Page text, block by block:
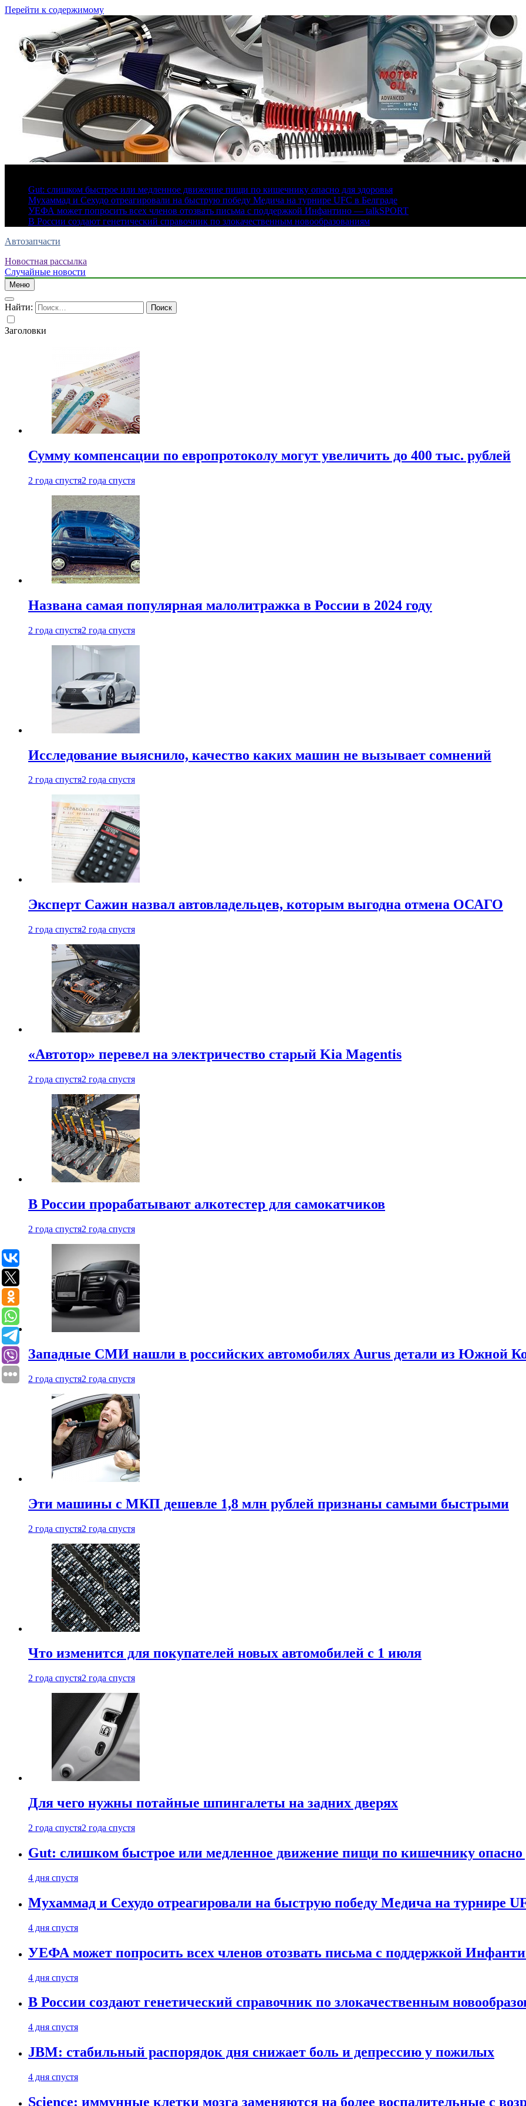
Перейти к содержимому
Gut: слишком быстрое или медленное движение пищи по кишечнику опасно для здоровья
Мухаммад и Сехудо отреагировали на быструю победу Медича на турнире UFC в Белграде
УЕФА может попросить всех членов отозвать письма с поддержкой Инфантино — talkSPORT
В России создают генетический справочник по злокачественным новообразованиям
Автозапчасти
Новостная рассылка
Случайные новости
Меню
Найти:
Заголовки
Сумму компенсации по европротоколу могут увеличить до 400 тыс. рублей
2 года спустя2 года спустя
Названа самая популярная малолитражка в России в 2024 году
2 года спустя2 года спустя
Исследование выяснило, качество каких машин не вызывает сомнений
2 года спустя2 года спустя
Эксперт Сажин назвал автовладельцев, которым выгодна отмена ОСАГО
2 года спустя2 года спустя
«Автотор» перевел на электричество старый Kia Magentis
2 года спустя2 года спустя
В России прорабатывают алкотестер для самокатчиков
2 года спустя2 года спустя
Западные СМИ нашли в российских автомобилях Aurus детали из Южной
2 года спустя2 года спустя
Эти машины с МКП дешевле 1,8 млн рублей признаны самыми быстрыми
2 года спустя2 года спустя
Что изменится для покупателей новых автомобилей с 1 июля
2 года спустя2 года спустя
Для чего нужны потайные шпингалеты на задних дверях
2 года спустя2 года спустя
Gut: слишком быстрое или медленное движение пищи по кишечнику опасно
4 дня спустя
Мухаммад и Сехудо отреагировали на быструю победу Медича на турнире
4 дня спустя
УЕФА может попросить всех членов отозвать письма с поддержкой
4 дня спустя
В России создают генетический справочник по злокачественным
4 дня спустя
JBM: стабильный распорядок дня снижает боль и депрессию у пожилых
4 дня спустя
Science: иммунные клетки мозга заменяются на более воспалительные с